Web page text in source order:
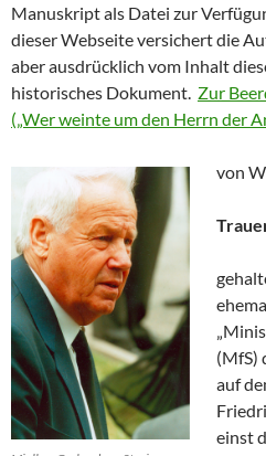
Manuskript als Datei zur
dieser Webseite versichert die
aber ausdrücklich vom Inhalt
historisches Dokument. Zur
(„Wer weinte um den Herrn der
von
(MfS)
auf
einst